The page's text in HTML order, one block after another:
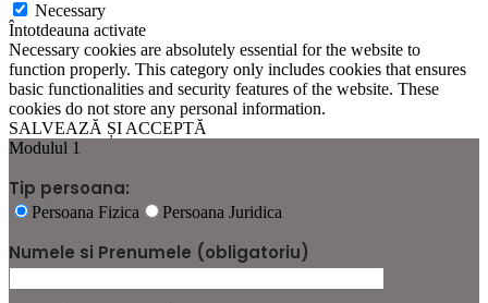
Necessary
Întotdeauna activate
Necessary cookies are absolutely essential for the website to
function properly. This category only includes cookies that ensures
basic functionalities and security features of the website. These
cookies do not store any personal information.
SALVEAZĂ ȘI ACCEPTĂ
Modulul 1
Tip persoana:
Persoana Fizica Persoana Juridica
Numele si Prenumele (obligatoriu)